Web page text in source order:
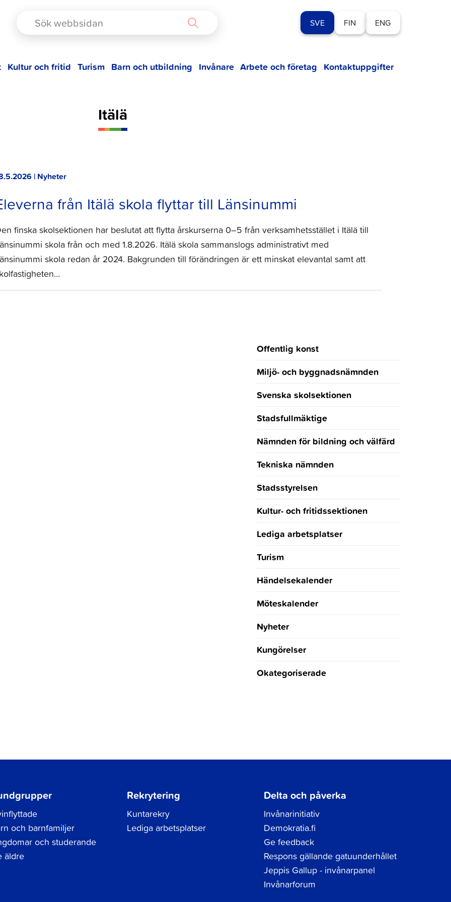
SVE FIN ENG
Kultur och fritid Turism Barn och utbildning Invånare Arbete och företag Kontaktuppgifter
Itälä
| Nyheter
från Itälä skola flyttar till Länsinummi
finska skolsektionen har beslutat att flytta årskurserna 0–5 från verksamhetsstället i Itälä till
skola från och med 1.8.2026. Itälä skola sammanslogs administrativt med
skola redan år 2024. Bakgrunden till förändringen är ett minskat elevantal samt att
Offentlig konst
Miljö- och byggnadsnämnden
Svenska skolsektionen
Stadsfullmäktige
Nämnden för bildning och välfärd
Tekniska nämnden
Stadsstyrelsen
Kultur- och fritidssektionen
Lediga arbetsplatser
Turism
Händelsekalender
Möteskalender
Nyheter
Kungörelser
Okategoriserade
och barnfamiljer
och studerande
äldre
Rekrytering
Kuntarekry
Lediga arbetsplatser
Delta och påverka
Invånarinitiativ
Demokratia.fi
Ge feedback
Respons gällande gatuunderhållet
Jeppis Gallup - invånarpanel
Invånarforum